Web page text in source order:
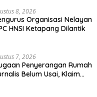
8, 2026
Organisasi Nelayan
HNSI Ketapang Dilantik
7, 2026
Penyerangan Rumah
Belum Usai, Klaim